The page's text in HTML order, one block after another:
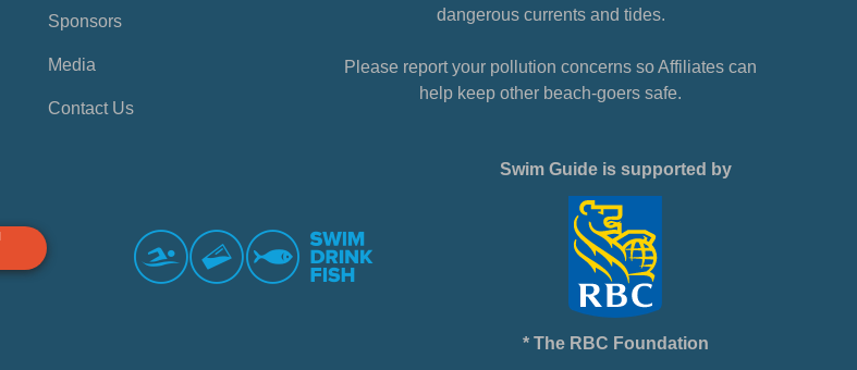
Sponsors
Media
Contact Us
dangerous currents and tides.
Please report your pollution concerns so Affiliates can
help keep other beach-goers safe.
Swim Guide is supported by
* The RBC Foundation